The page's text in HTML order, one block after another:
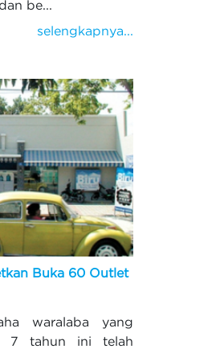
be...
selengkapnya...
Buka 60 Outlet
waralaba yang
7 tahun ini telah